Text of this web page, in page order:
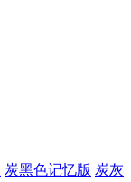
炭黑色记忆版 炭灰